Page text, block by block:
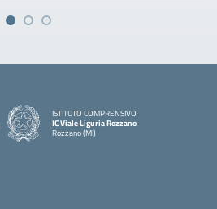
ISTITUTO COMPRENSIVO
IC Viale Liguria Rozzano
Rozzano (MI)